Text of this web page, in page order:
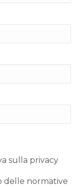
sulla privacy
delle normative